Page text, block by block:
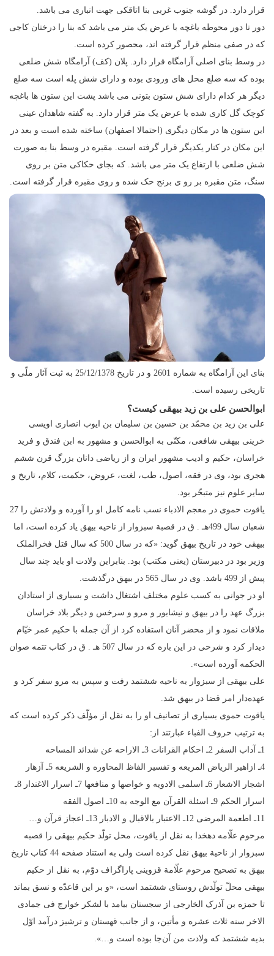
قرار دارد. در گوشه جنوب غربی بنا اتاقکی جهت انباری می باشد.
دور تا دور محوطه باغچه با عرض یک متر می باشد که بنا را درختان کاجی
که در صفی منظم قرار گرفته اند، محصور کرده است.
در وسط بنای اصلی آرامگاه قرار دارد. پلان (کف) آرامگاه شش ضلعی
بوده که سه ضلع محل های ورودی بوده و دارای شش پله است سه ضلع
دیگر هر کدام دارای شش ستون بتونی می باشد پشت این ستون ها باغچه
کوچک گل کاری شده با عرض یک متر قرار دارد. به گفته شاهدان عینی
این ستون ها در مکان دیگری (احتمالا اصفهان) ساخته شده است و بعد در
این مکان در کنار یکدیگر قرار گرفته است. مقبره در وسط بنا به صورت
شش ضلعی با ارتفاع یک متر می باشد. که بجای حکاکی متن بر روی
سنگ، متن مقبره بر رو ی برنج حک شده و روی مقبره قرار گرفته است.
بناى این آرامگاه به شماره 2601 و در تاریخ 25/12/1378 به ثبت آثار ملّی و
تاریخى رسیده است.
ابوالحسن علی بن زید بیهقی کیست؟
على بن زید بن محمّد بن حسین بن سلیمان بن ایوب انصارى اویسى
خرینى بیهقى شافعى، مکنّى به ابوالحسن و مشهور به ابن فندق و فرید
خراسان، حکیم و ادیب مشهور ایران و از ریاضى دانان بزرگ قرن ششم
هجرى بود، وى در فقه، اصول، طب، لغت، عروض، حکمت، کلام، تاریخ و
سایر علوم نیز متبحّر بود.
یاقوت حموى در معجم الادباء نسب نامه کامل او را آورده و ولادتش را 27
شعبان سال 499هـ . ق در قصبة سبزوار از ناحیه بیهق یاد کرده است، اما
بیهقى خود در تاریخ بیهق گوید: «که در سال 500 که سال قتل فخرالملک
وزیر بود در دبیرستان (یعنى مکتب) بود. بنابراین ولادت او باید چند سال
پیش از 499 باشد. وى در سال 565 در بیهق درگذشت.
او در جوانى به کسب علوم مختلف اشتغال داشت و بسیارى از استادان
بزرگ عهد را در بیهق و نیشابور و مرو و سرخس و دیگر بلاد خراسان
ملاقات نمود و از محضر آنان استفاده کرد از آن جمله با حکیم عمر خیّام
دیدار کرد و شرحى در این باره که در سال 507 هـ . ق در کتاب تتمه صوان
الحکمه آورده است».
على بیهقى از سبزوار به ناحیه ششتمد رفت و سپس به مرو سفر کرد و
عهده‌دار امر قضا در بیهق شد.
یاقوت حموى بسیارى از تصانیف او را به نقل از مؤلّف ذکر کرده است که
به ترتیب حروف الفباء عبارتند از:
1ـ آداب السفر 2ـ احکام القرانات 3ـ الاراحه عن شدائد المساحه
4ـ ازاهیر الریاض المریعه و تفسیر الفاظ المحاوره و الشریعه 5ـ آزهار
اشجار الاشعار 6ـ اسلمى الادویه و خواصها و منافعها 7ـ اسرار الاغندار 8ـ
اسرار الحکم 9ـ اسئلة القرآن مع الوجه به 10ـ اصول الفقه
11ـ اطعمة المرضى 12ـ الاعتبار بالاقبال و الادبار 13ـ اعجاز قرآن و…
مرحوم علّامه دهخدا به نقل از یاقوت، محل تولّد حکیم بیهقى را قصبه
سبزوار از ناحیة بیهق نقل کرده است ولی به استناد صفحه 44 کتاب تاریخ
بیهق به تصحیح مرحوم علّامة قزوینى پاراگراف دوّم، به نقل از حکیم
بیهقى محلّ تولّدش روستاى ششتمد است، «و بر این قاعدّه و نسق بماند
تا حمزه بن آذرک الخارجى از سجستان بیامد با لشکر خوارج فى جمادى
الاخر سنه ثلاث عشره و مأتین، و از جانب قهستان و ترشیز درآمد اوّل
بدیه ششتمد که ولادت من آن‌جا بوده است و…».